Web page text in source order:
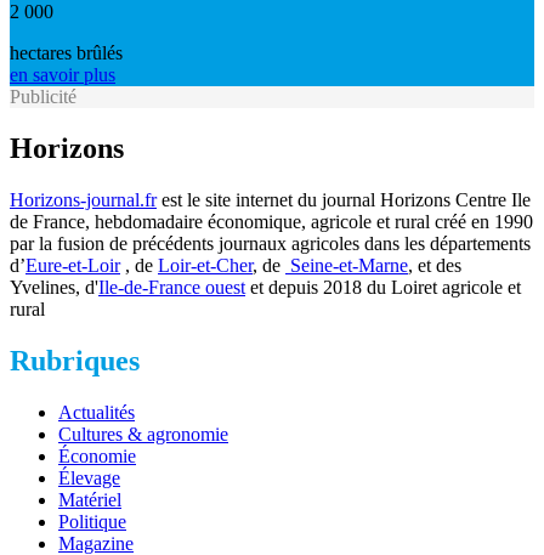
2 000
hectares brûlés
en savoir plus
Publicité
Horizons
Horizons-journal.frest le site internet du journal Horizons Centre Ile
de France, hebdomadaire économique, agricole et rural créé en 1990
par la fusion de précédents journaux agricoles dans les départements
d’Eure-et-Loir, de Loir-et-Cher, de Seine-et-Marne, et des
Yvelines, d'Ile-de-France ouest et depuis 2018 du Loiret agricole et
rural
Rubriques
Actualités
Cultures & agronomie
Économie
Élevage
Matériel
Politique
Magazine